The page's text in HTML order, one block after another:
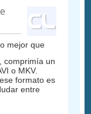
mejor que
comprimía un
o MKV.
formato es
entre